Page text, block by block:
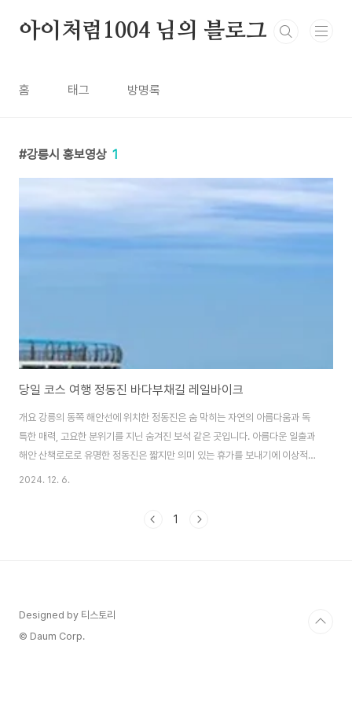
아이처럼1004 님의 블로그
홈 태그 방명록
강릉시 홍보영상 1
당일 코스 여행 정동진 바다부채길 레일바이크
개요 강릉의 동쪽 해안선에 위치한 정동진은 숨 막히는 자연의 아름다움과 독
특한 매력, 고요한 분위기를 지닌 숨겨진 보석 같은 곳입니다. 아름다운 일출과
해안 산책로로로 유명한 정동진은 짧지만 의미 있는 휴가를 보내기에 이상적인
곳입니다. 자연 애호가, 모험가, 평화로운 휴식처를 찾는 사람이라면 이 해변 마
길, 레일바이크 등 꼭 가봐야 할 명소에 대해 알아보고 여행을 최대한 활용할 수
2024. 12. 6.
1
Designed by 티스토리
© Daum Corp.